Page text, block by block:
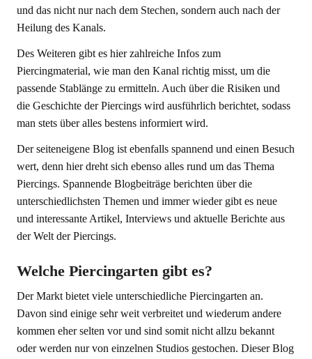
und das nicht nur nach dem Stechen, sondern auch nach der
Heilung des Kanals.
Des Weiteren gibt es hier zahlreiche Infos zum
Piercingmaterial, wie man den Kanal richtig misst, um die
passende Stablänge zu ermitteln. Auch über die Risiken und
die Geschichte der Piercings wird ausführlich berichtet, sodass
man stets über alles bestens informiert wird.
Der seiteneigene Blog ist ebenfalls spannend und einen Besuch
wert, denn hier dreht sich ebenso alles rund um das Thema
Piercings. Spannende Blogbeiträge berichten über die
unterschiedlichsten Themen und immer wieder gibt es neue
und interessante Artikel, Interviews und aktuelle Berichte aus
der Welt der Piercings.
Welche Piercingarten gibt es?
Der Markt bietet viele unterschiedliche Piercingarten an.
Davon sind einige sehr weit verbreitet und wiederum andere
kommen eher selten vor und sind somit nicht allzu bekannt
oder werden nur von einzelnen Studios gestochen. Dieser Blog